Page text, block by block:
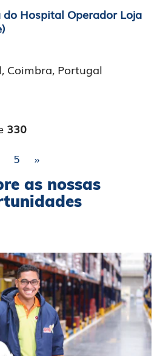
do Hospital Operador Loja
Coimbra, Portugal
330
5 »
as nossas